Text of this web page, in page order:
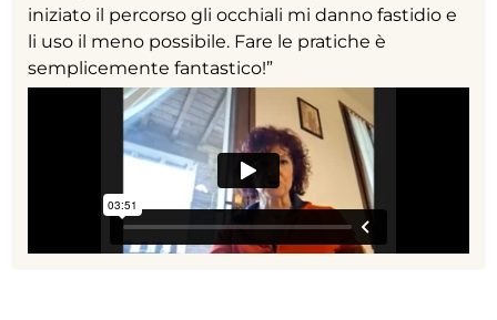
iniziato il percorso gli occhiali mi danno fastidio e
li uso il meno possibile. Fare le pratiche è
semplicemente fantastico!”